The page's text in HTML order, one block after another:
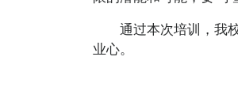
通过本次培训，我校
业心。